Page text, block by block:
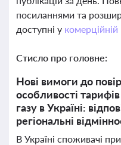
посиланнями та
доступні у
Стисло про головне:
Нові вимоги до
особливості
газу в Україні:
регіональні
В Україні споживачі